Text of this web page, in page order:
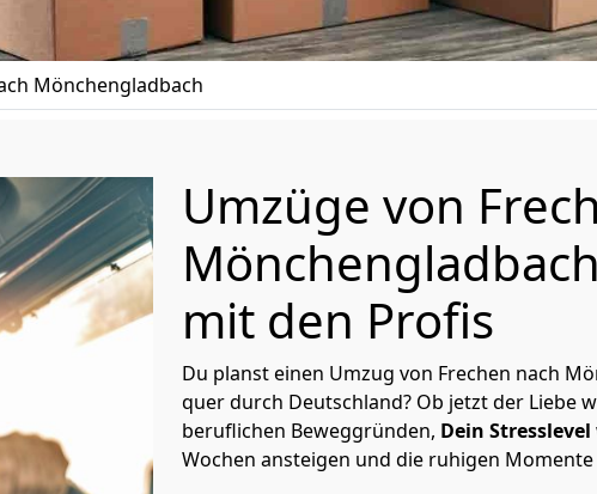
Mönchen­gladbach
Umzüge von
mit den Profis
Du planst einen Umzug von Frechen nach
quer durch Deutschland? Ob jetzt der Liebe
beruflichen Beweggründen, Dein Stresslevel
Wochen ansteigen und die ruhigen